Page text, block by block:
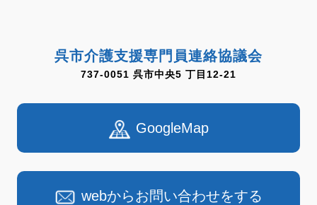
呉市介護支援専門員連絡協議会
737-0051 呉市中央5 丁目12-21
GoogleMap
webからお問い合わせをする